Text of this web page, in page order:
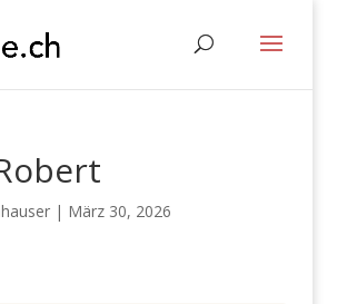
| März 30, 2026